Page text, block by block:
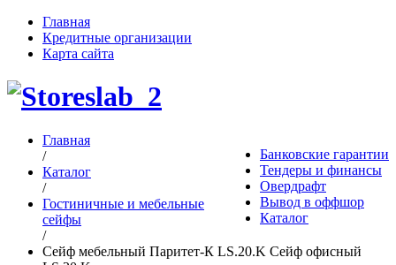
Главная
Кредитные организации
Карта сайта
Банковские гарантии
Тендеры и финансы
Овердрафт
Вывод в оффшор
Каталог
Главная
/
Каталог
/
Гостиничные и мебельные
сейфы
/
Сейф мебельный Паритет-К LS.20.K Сейф офисный